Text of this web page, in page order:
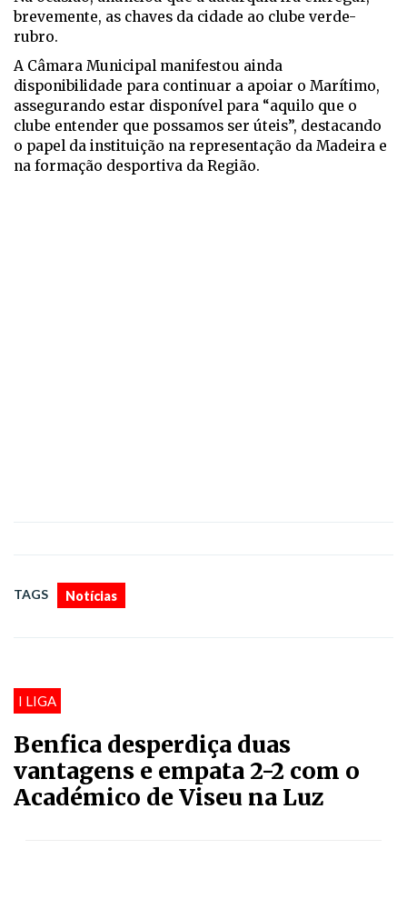
brevemente, as chaves da cidade ao clube verde-
rubro.
A Câmara Municipal manifestou ainda
disponibilidade para continuar a apoiar o Marítimo,
assegurando estar disponível para “aquilo que o
clube entender que possamos ser úteis”, destacando
o papel da instituição na representação da Madeira e
na formação desportiva da Região.
TAGS Notícias
I LIGA
Benfica desperdiça duas
vantagens e empata 2-2 com o
Académico de Viseu na Luz